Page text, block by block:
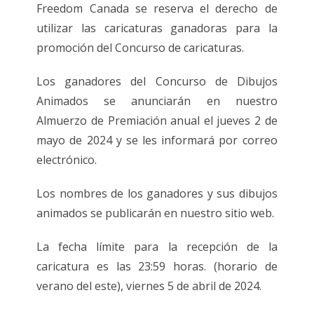
Freedom Canada se reserva el derecho de
utilizar las caricaturas ganadoras para la
promoción del Concurso de caricaturas.
Los ganadores del Concurso de Dibujos
Animados se anunciarán en nuestro
Almuerzo de Premiación anual el jueves 2 de
mayo de 2024 y se les informará por correo
electrónico.
Los nombres de los ganadores y sus dibujos
animados se publicarán en nuestro sitio web.
La fecha límite para la recepción de la
caricatura es las 23:59 horas. (horario de
verano del este), viernes 5 de abril de 2024.